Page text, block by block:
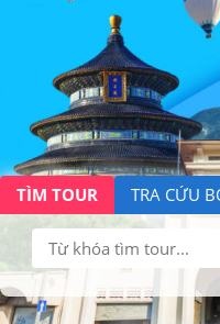
TÌM TOUR TRA CỨU
Tìm
kiếm: